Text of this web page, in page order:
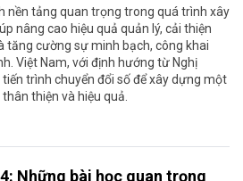
nền tảng quan trọng trong quá trình xây
nâng cao hiệu quả quản lý, cải thiện
tăng cường sự minh bạch, công khai
Việt Nam, với định hướng từ Nghị
trình chuyển đổi số để xây dựng một
thiện và hiệu quả.
Những bài học quan trọng